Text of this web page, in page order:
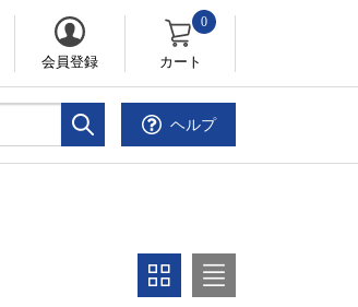
会員登録 カート
0
ヘルプ